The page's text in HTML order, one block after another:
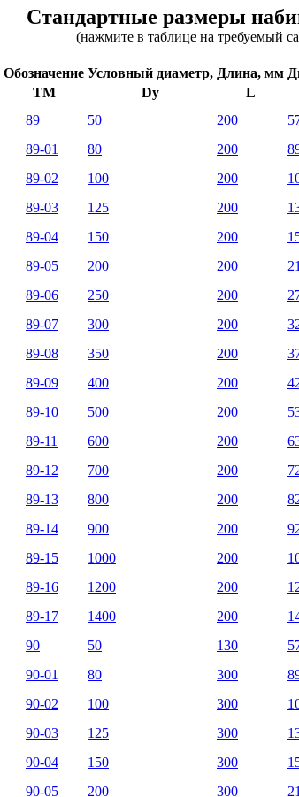
Стандартные размеры
(нажмите в таблице на требуемый
Обозначение Условный диаметр, Длина, мм
TM
Dy L
89
50 200
89-01 80 200
89-02 100 200
89-03 125 200
89-04 150 200
89-05 200 200
89-06 250 200
89-07 300 200
89-08 350 200
89-09 400 200
89-10 500 200
89-11 600 200
89-12 700 200
89-13 800 200
89-14 900 200
89-15 1000 200
89-16 1200 200
89-17 1400 200
90 50 130
90-01 80 300
90-02 100 300
90-03 125 300
90-04 150 300
90-05 200 300